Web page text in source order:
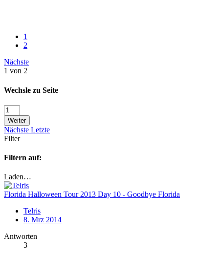
1
2
Nächste
1 von 2
Wechsle zu Seite
Weiter
Nächste Letzte
Filter
Filtern auf:
Laden…
Florida Halloween Tour 2013 Day 10 - Goodbye Florida
Telris
8. Mrz 2014
Antworten
3